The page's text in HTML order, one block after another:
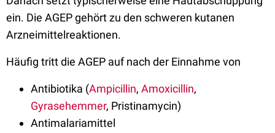
ein. Die AGEP gehört zu den schweren kutanen
Arzneimittelreaktionen.
Häufig tritt die AGEP auf nach der Einnahme von
Antibiotika (Ampicillin, Amoxicillin,
Gyrasehemmer, Pristinamycin)
Antimalariamittel